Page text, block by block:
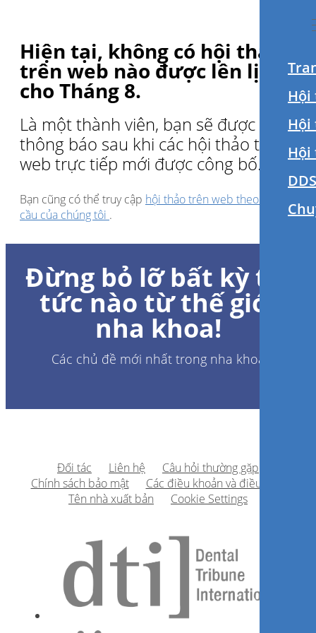
Hội
Hiện tại, không có hội thảo
trên web nào được lên lịch
cho Tháng 8.
Là một thành viên, bạn sẽ được
thông báo sau khi các hội thảo trên
web trực tiếp mới được công bố.
Bạn cũng có thể truy cập hội thảo trên web theo yêu
cầu của chúng tôi .
Đừng bỏ lỡ bất kỳ tin
tức nào từ thế giới
nha khoa!
Các chủ đề mới nhất trong nha khoa
Đối tác Liên hệ
Câu hỏi thường gặp
Chính sách bảo mật
Các điều khoản và điều kiện
Tên nhà xuất bản
Cookie Settings